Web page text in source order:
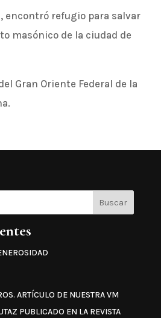
encontró refugio para salvar
masónico de la ciudad de
Gran Oriente Federal de la
Buscar
ARTÍCULO DE NUESTRA VM
PUBLICADO EN LA REVISTA